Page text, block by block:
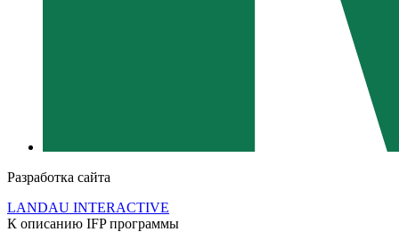
Разработка сайта
LANDAU INTERACTIVE
К описанию IFP программы